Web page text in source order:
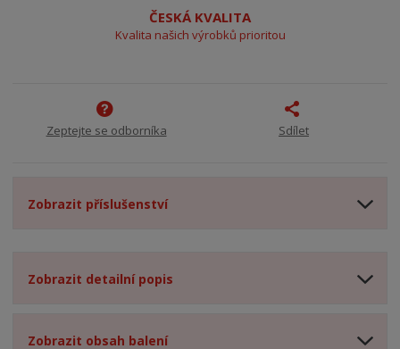
ČESKÁ KVALITA
Kvalita našich výrobků prioritou
Zeptejte se odborníka Sdílet
Zobrazit příslušenství
Zobrazit detailní popis
Zobrazit obsah balení